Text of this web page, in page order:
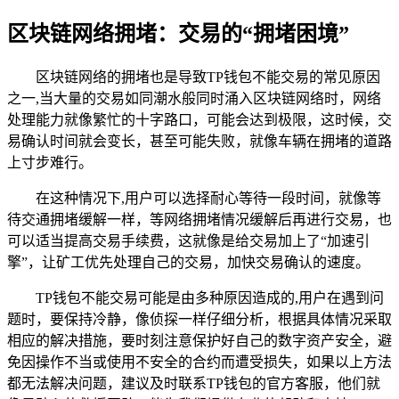
区块链网络拥堵：交易的“拥堵困境”
区块链网络的拥堵也是导致TP钱包不能交易的常见原因
之一,当大量的交易如同潮水般同时涌入区块链网络时，网络
处理能力就像繁忙的十字路口，可能会达到极限，这时候，交
易确认时间就会变长，甚至可能失败，就像车辆在拥堵的道路
上寸步难行。
在这种情况下,用户可以选择耐心等待一段时间，就像等
待交通拥堵缓解一样，等网络拥堵情况缓解后再进行交易，也
可以适当提高交易手续费，这就像是给交易加上了“加速引
擎”，让矿工优先处理自己的交易，加快交易确认的速度。
TP钱包不能交易可能是由多种原因造成的,用户在遇到问
题时，要保持冷静，像侦探一样仔细分析，根据具体情况采取
相应的解决措施，要时刻注意保护好自己的数字资产安全，避
免因操作不当或使用不安全的合约而遭受损失，如果以上方法
都无法解决问题，建议及时联系TP钱包的官方客服，他们就